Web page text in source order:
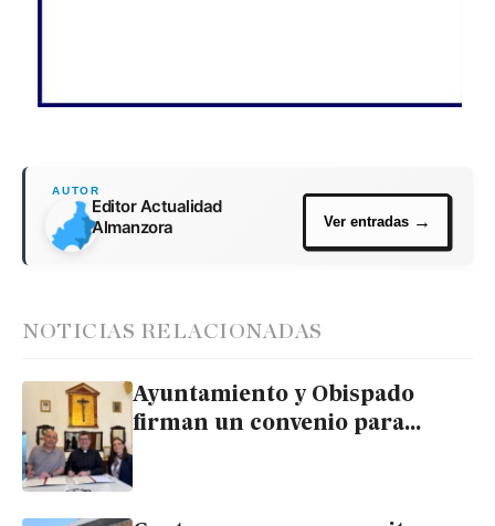
Editor Actualidad
Almanzora
NOTICIAS RELACIONADAS
Ayuntamiento y Obispado
firman un convenio para